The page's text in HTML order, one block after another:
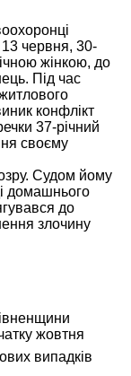
13 червня, 30-
жінкою, до
Під час
конфлікт
37-річний
своєму
Судом йому
домашнього
до
злочину
жовтня
випадків